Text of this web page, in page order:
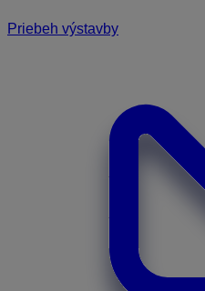
Priebeh výstavby